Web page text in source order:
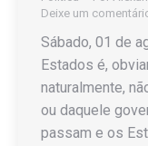
Deixe um
Sábado, 01 de
Estados é,
naturalmente,
ou daquele
passam e os